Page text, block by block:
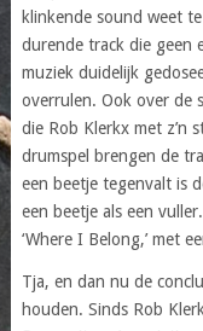
klinkende sound weet
durende track die geen
muziek duidelijk
overrulen. Ook over de
die Rob Klerkx met z’n
drumspel brengen de
een beetje tegenvalt is
een beetje als een
‘Where I Belong,’ met
Tja, en dan nu de
houden. Sinds Rob